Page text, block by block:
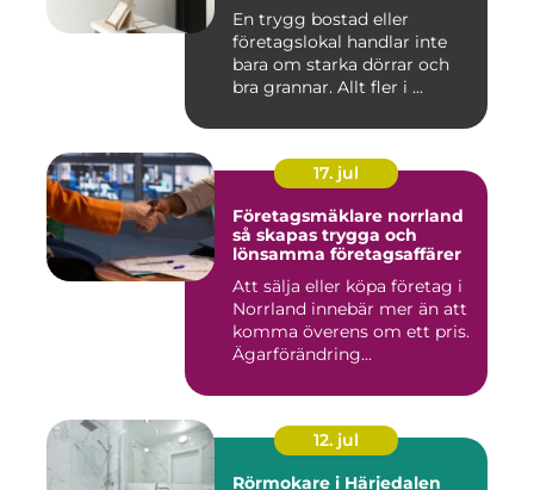
En trygg bostad eller
företagslokal handlar inte
bara om starka dörrar och
bra grannar. Allt fler i ...
17. jul
Företagsmäklare norrland
så skapas trygga och
lönsamma företagsaffärer
Att sälja eller köpa företag i
Norrland innebär mer än att
komma överens om ett pris.
Ägarförändring...
12. jul
Rörmokare i Härjedalen